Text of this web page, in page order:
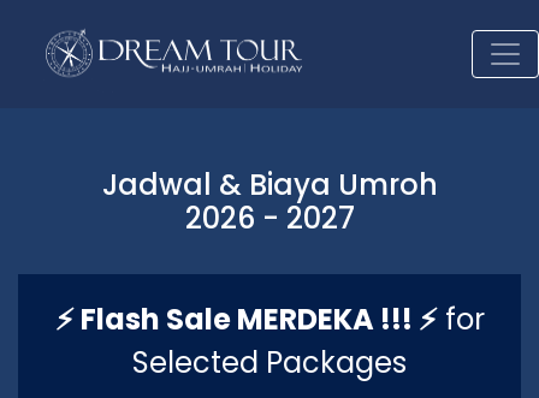
Jadwal & Biaya Umroh
2026 - 2027
⚡ Flash Sale MERDEKA !!! ⚡for
Selected Packages